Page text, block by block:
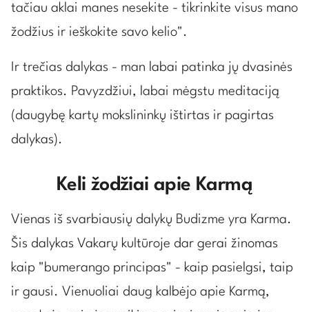
tačiau aklai manes nesekite - tikrinkite visus mano
žodžius ir ieškokite savo kelio".
Ir trečias dalykas - man labai patinka jų dvasinės
praktikos. Pavyzdžiui, labai mėgstu meditaciją
(daugybę kartų mokslininkų ištirtas ir pagirtas
dalykas).
Keli žodžiai apie Karmą
Vienas iš svarbiausių dalykų Budizme yra Karma.
Šis dalykas Vakarų kultūroje dar gerai žinomas
kaip "bumerango principas" - kaip pasielgsi, taip
ir gausi. Vienuoliai daug kalbėjo apie Karmą,